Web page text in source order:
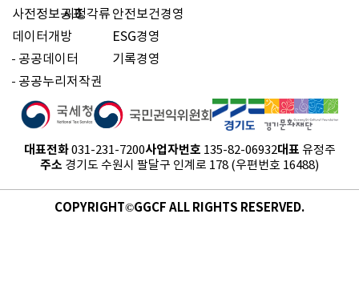
대표전화 031-231-7200사업자번호 135-82-06932대표 유정주
주소 경기도 수원시 팔달구 인계로 178 (우편번호 16488)
사전정보공표
데이터개방
공공데이터
공공누리저작권
시청각류 안전보건경영
ESG경영
기록경영
COPYRIGHT©GGCF ALL RIGHTS RESERVED.